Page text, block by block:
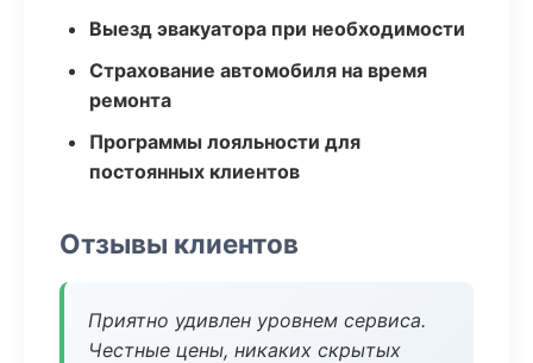
Выезд эвакуатора при необходимости
Страхование автомобиля на время
ремонта
Программы лояльности для
постоянных клиентов
Отзывы клиентов
Приятно удивлен уровнем сервиса.
Честные цены, никаких скрытых